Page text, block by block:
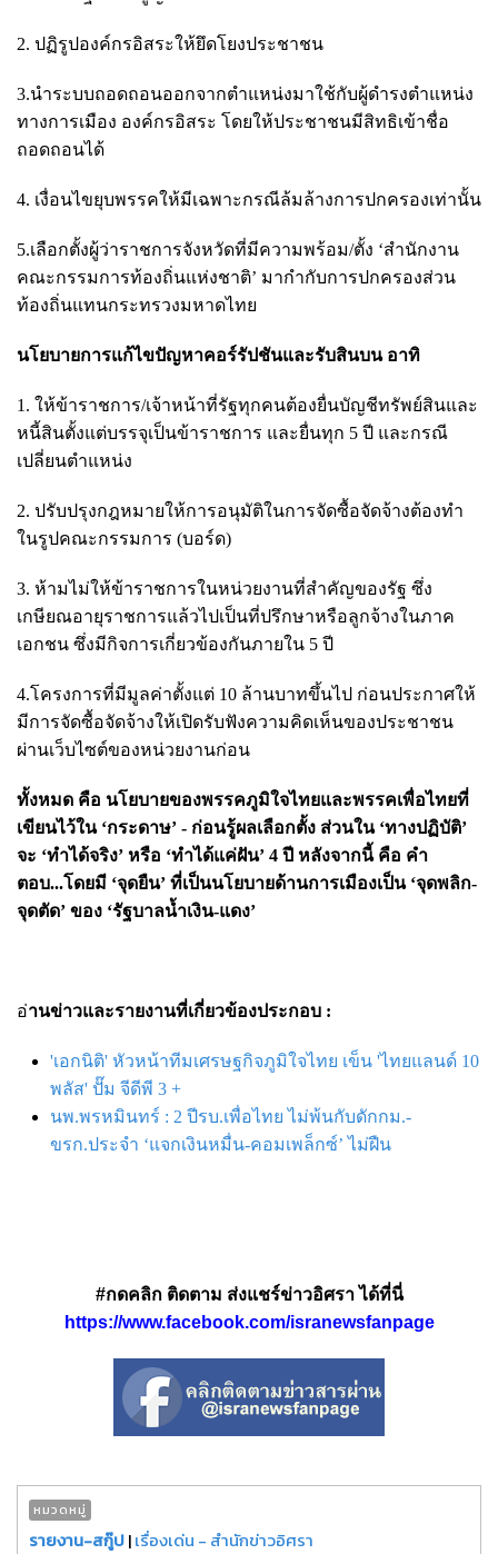
2. ปฏิรูปองค์กรอิสระให้ยึดโยงประชาชน
3.นำระบบถอดถอนออกจากตำแหน่งมาใช้กับผู้ดำรงตำแหน่ง
ทางการเมือง องค์กรอิสระ โดยให้ประชาชนมีสิทธิเข้าชื่อ
ถอดถอนได้
4. เงื่อนไขยุบพรรคให้มีเฉพาะกรณีล้มล้างการปกครองเท่านั้น
5.เลือกตั้งผู้ว่าราชการจังหวัดที่มีความพร้อม/ตั้ง ‘สำนักงาน
คณะกรรมการท้องถิ่นแห่งชาติ’ มากำกับการปกครองส่วน
ท้องถิ่นแทนกระทรวงมหาดไทย
นโยบายการแก้ไขปัญหาคอร์รัปชันและรับสินบน อาทิ
1. ให้ข้าราชการ/เจ้าหน้าที่รัฐทุกคนต้องยื่นบัญชีทรัพย์สินและ
หนี้สินตั้งแต่บรรจุเป็นข้าราชการ และยื่นทุก 5 ปี และกรณี
เปลี่ยนตำแหน่ง
2. ปรับปรุงกฎหมายให้การอนุมัติในการจัดซื้อจัดจ้างต้องทำ
ในรูปคณะกรรมการ (บอร์ด)
3. ห้ามไม่ให้ข้าราชการในหน่วยงานที่สำคัญของรัฐ ซึ่ง
เกษียณอายุราชการแล้วไปเป็นที่ปรึกษาหรือลูกจ้างในภาค
เอกชน ซึ่งมีกิจการเกี่ยวข้องกันภายใน 5 ปี
4.โครงการที่มีมูลค่าตั้งแต่ 10 ล้านบาทขึ้นไป ก่อนประกาศให้
มีการจัดซื้อจัดจ้างให้เปิดรับฟังความคิดเห็นของประชาชน
ผ่านเว็บไซต์ของหน่วยงานก่อน
ทั้งหมด คือ นโยบายของพรรคภูมิใจไทยและพรรคเพื่อไทยที่
เขียนไว้ใน ‘กระดาษ’ - ก่อนรู้ผลเลือกตั้ง ส่วนใน ‘ทางปฏิบัติ’
จะ ‘ทำได้จริง’ หรือ ‘ทำได้แค่ฝัน’ 4 ปี หลังจากนี้ คือ คำ
ตอบ...โดยมี ‘จุดยืน’ ที่เป็นนโยบายด้านการเมืองเป็น ‘จุดพลิก-
จุดตัด’ ของ ‘รัฐบาลน้ำเงิน-แดง’
อ่านข่าวและรายงานที่เกี่ยวข้องประกอบ :
'เอกนิติ' หัวหน้าทีมเศรษฐกิจภูมิใจไทย เข็น 'ไทยแลนด์ 10
พลัส' ปั๊ม จีดีพี 3 +
นพ.พรหมินทร์ : 2 ปีรบ.เพื่อไทย ไม่พ้นกับดักกม.-
ขรก.ประจำ ‘แจกเงินหมื่น-คอมเพล็กซ์’ ไม่ฝืน
#กดคลิก ติดตาม ส่งแชร์ข่าวอิศรา ได้ที่นี่
https://www.facebook.com/isranewsfanpage
หมวดหมู่
รายงาน-สกู๊ป|เรื่องเด่น - สำนักข่าวอิศรา